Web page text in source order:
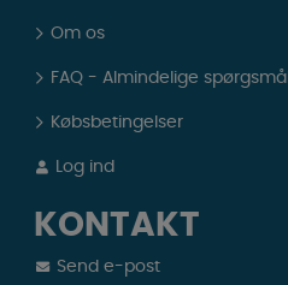
Om os
FAQ - Almindelige spørgsmål
Købsbetingelser
Log ind
KONTAKT
Send e-post